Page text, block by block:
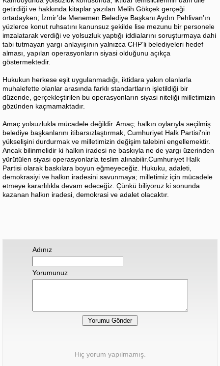
getirdiği ve hakkında kitaplar yazılan Melih Gökçek gerçeği
ortadayken; İzmir’de Menemen Belediye Başkanı Aydın Pehlivan’ın
yüzlerce konut ruhsatını kanunsuz şekilde lise mezunu bir personele
imzalatarak verdiği ve yolsuzluk yaptığı iddialarını soruşturmaya dahi
tabi tutmayan yargı anlayışının yalnızca CHP’li belediyeleri hedef
alması, yapılan operasyonların siyasi olduğunu açıkça
göstermektedir.
Hukukun herkese eşit uygulanmadığı, iktidara yakın olanlarla
muhalefette olanlar arasında farklı standartların işletildiği bir
düzende, gerçekleştirilen bu operasyonların siyasi niteliği milletimizin
gözünden kaçmamaktadır.
Amaç yolsuzlukla mücadele değildir. Amaç; halkın oylarıyla seçilmiş
belediye başkanlarını itibarsızlaştırmak, Cumhuriyet Halk Partisi’nin
yükselişini durdurmak ve milletimizin değişim talebini engellemektir.
Ancak bilinmelidir ki halkın iradesi ne baskıyla ne de yargı üzerinden
yürütülen siyasi operasyonlarla teslim alınabilir.Cumhuriyet Halk
Partisi olarak baskılara boyun eğmeyeceğiz. Hukuku, adaleti,
demokrasiyi ve halkın iradesini savunmaya; milletimiz için mücadele
etmeye kararlılıkla devam edeceğiz. Çünkü biliyoruz ki sonunda
kazanan halkın iradesi, demokrasi ve adalet olacaktır.
Adınız
Yorumunuz
Hiç yorum yapılmamış.